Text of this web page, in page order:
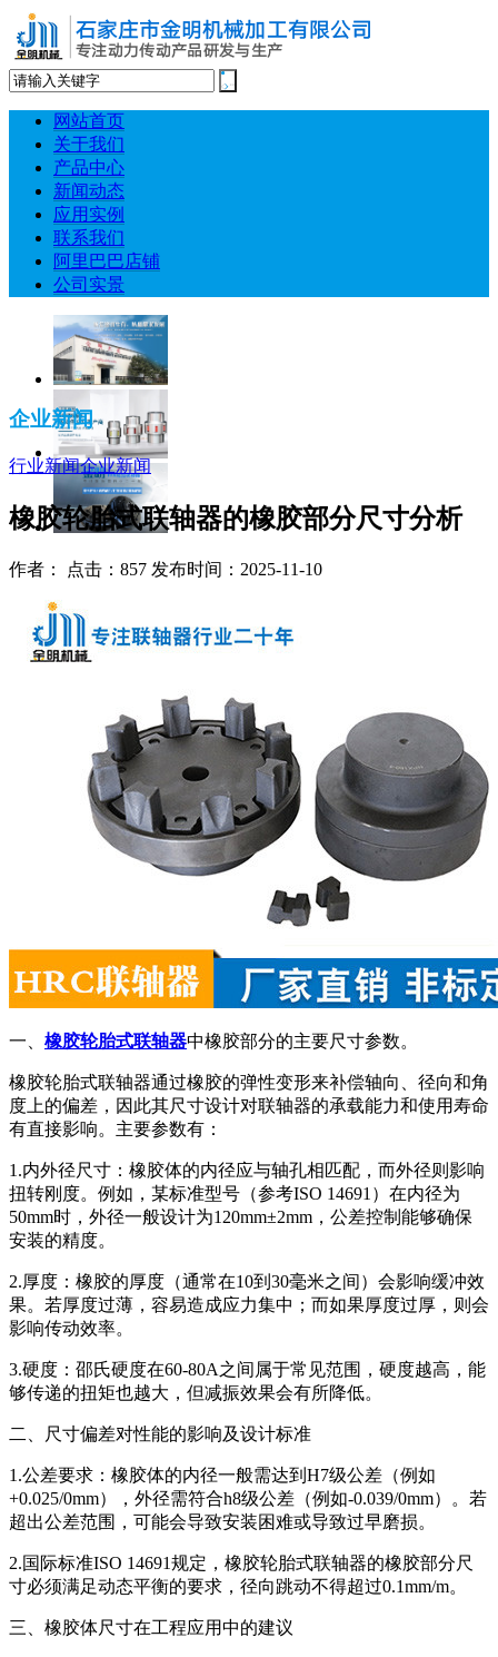
网站首页
关于我们
产品中心
新闻动态
应用实例
联系我们
阿里巴巴店铺
公司实景
企业新闻
行业新闻企业新闻
橡胶轮胎式联轴器的橡胶部分尺寸分析
作者： 点击：857 发布时间：2025-11-10
一、 橡胶轮胎式联轴器中橡胶部分的主要尺寸参数。
橡胶轮胎式联轴器通过橡胶的弹性变形来补偿轴向、径向和角
度上的偏差，因此其尺寸设计对联轴器的承载能力和使用寿命
有直接影响。主要参数有：
1.内外径尺寸：橡胶体的内径应与轴孔相匹配，而外径则影响
扭转刚度。例如，某标准型号（参考ISO 14691）在内径为
50mm时，外径一般设计为120mm±2mm，公差控制能够确保
安装的精度。
2.厚度：橡胶的厚度（通常在10到30毫米之间）会影响缓冲效
果。若厚度过薄，容易造成应力集中；而如果厚度过厚，则会
影响传动效率。
3.硬度：邵氏硬度在60-80A之间属于常见范围，硬度越高，能
够传递的扭矩也越大，但减振效果会有所降低。
二、尺寸偏差对性能的影响及设计标准
1.公差要求：橡胶体的内径一般需达到H7级公差（例如
+0.025/0mm），外径需符合h8级公差（例如-0.039/0mm）。若
超出公差范围，可能会导致安装困难或导致过早磨损。
2.国际标准ISO 14691规定，橡胶轮胎式联轴器的橡胶部分尺
寸必须满足动态平衡的要求，径向跳动不得超过0.1mm/m。
三、橡胶体尺寸在工程应用中的建议